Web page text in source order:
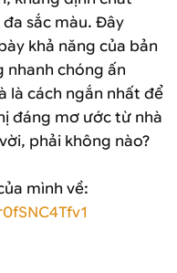
sắc màu. Đây
khả năng của bản
nhanh chóng ấn
là cách ngắn nhất để
đáng mơ ước từ nhà
phải không nào?
mình về: